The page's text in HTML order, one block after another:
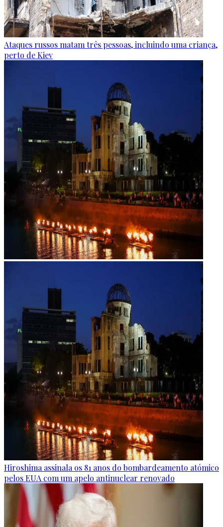
Ataques russos matam três pessoas, incluindo uma criança,
perto de Kiev
Hiroshima assinala os 81 anos do bombardeamento atómico
pelos EUA com um apelo antinuclear renovado